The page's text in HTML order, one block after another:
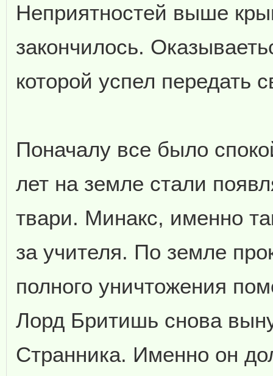
Неприятностей выше
закончилось.
которой успел передать
Поначалу все было
лет на земле стали
твари. Минакс, именно
за учителя. По земле
полного уничтожения
Лорд Бритишь снова
Странника. Именно он